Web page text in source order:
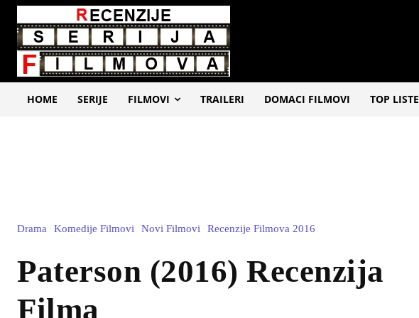
HOME SERIJE FILMOVI TRAILERI DOMACI FILMOVI TOP LISTE
Drama Komedije Filmovi Novi Filmovi Recenzije Filmova 2016
Paterson (2016) Recenzija
Filma